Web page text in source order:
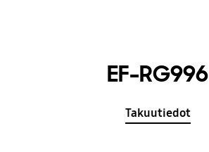
EF-RG996
Takuutiedot